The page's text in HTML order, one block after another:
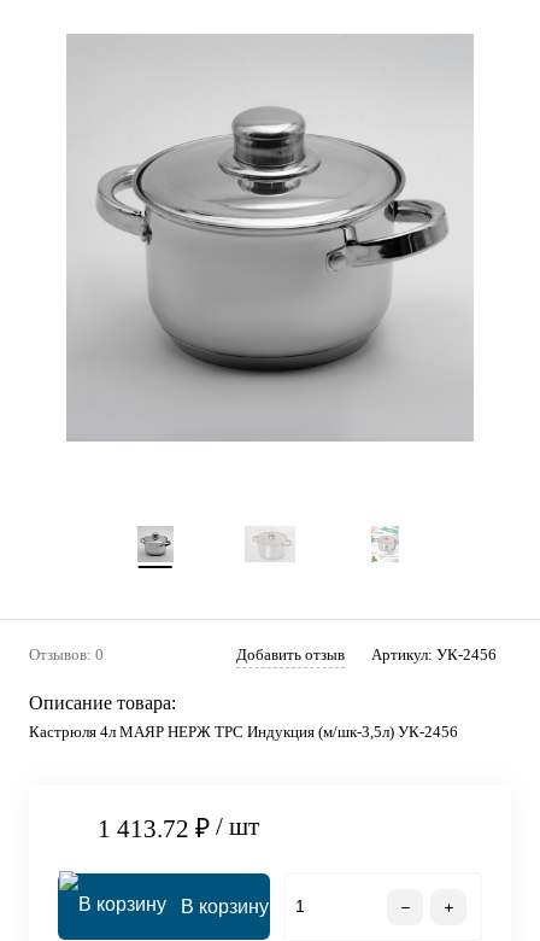
Отзывов: 0 Добавить отзыв Артикул: УК-2456
Описание товара:
Кастрюля 4л МАЯР НЕРЖ ТРС Индукция (м/шк-3,5л) УК-2456
1 413.72 ₽ / шт
В корзину